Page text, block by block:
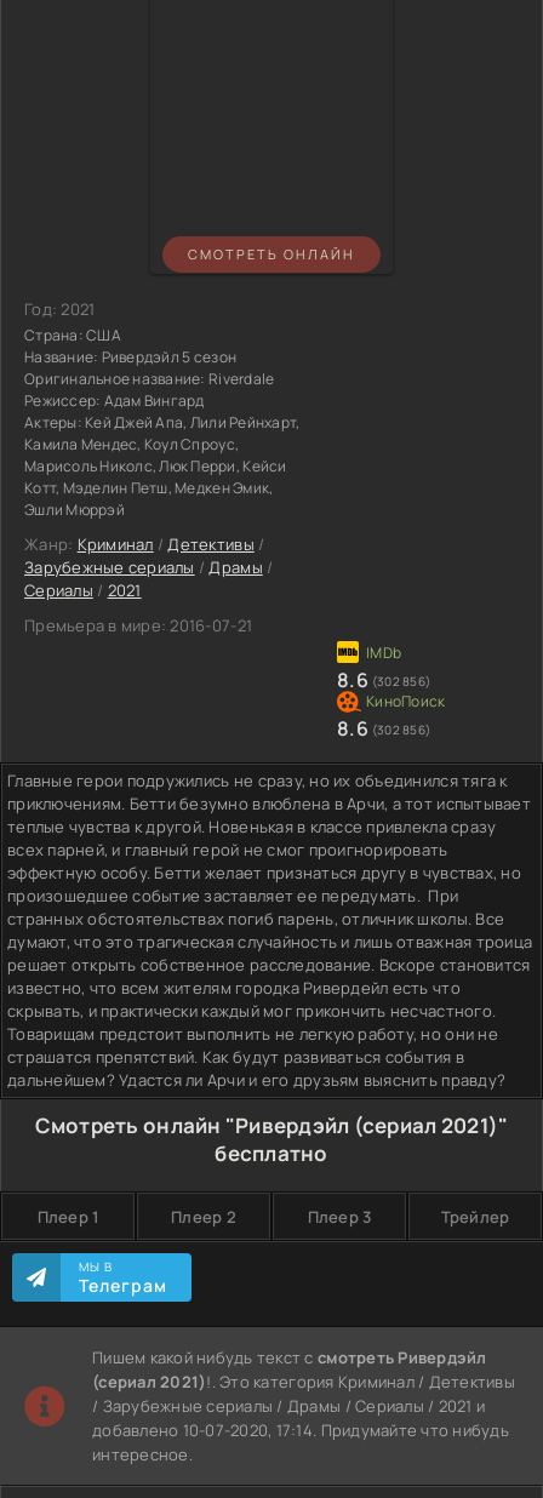
СМОТРЕТЬ ОНЛАЙН
Год:2021
Страна:США
Название: Ривердэйл 5 сезон
Оригинальное название: Riverdale
Режиссер: Адам Вингард
Актеры: Кей Джей Апа, Лили Рейнхарт,
Камила Мендес, Коул Спроус,
Марисоль Николс, Люк Перри, Кейси
Котт, Мэделин Петш, Медкен Эмик,
Эшли Мюррэй
Жанр: Криминал /Детективы /
Зарубежные сериалы /Драмы /
Сериалы / 2021
Премьера в мире: 2016-07-21
8.6 (302 856)
8.6 (302 856)
Главные герои подружились не сразу, но их объединился тяга к
приключениям. Бетти безумно влюблена в Арчи, а тот испытывает
теплые чувства к другой. Новенькая в классе привлекла сразу
всех парней, и главный герой не смог проигнорировать
эффектную особу. Бетти желает признаться другу в чувствах, но
произошедшее событие заставляет ее передумать. При
странных обстоятельствах погиб парень, отличник школы. Все
думают, что это трагическая случайность и лишь отважная троица
решает открыть собственное расследование. Вскоре становится
известно, что всем жителям городка Ривердейл есть что
скрывать, и практически каждый мог прикончить несчастного.
Товарищам предстоит выполнить не легкую работу, но они не
страшатся препятствий. Как будут развиваться события в
дальнейшем? Удастся ли Арчи и его друзьям выяснить правду?
Смотреть онлайн "Ривердэйл (сериал 2021)"
бесплатно
Плеер 1 Плеер 2 Плеер 3 Трейлер
МЫ В
Телеграм
Пишем какой нибудь текст ссмотреть Ривердэйл
(сериал 2021)!. Это категория Криминал / Детективы
/ Зарубежные сериалы / Драмы / Сериалы / 2021 и
добавлено 10-07-2020, 17:14. Придумайте что нибудь
интересное.